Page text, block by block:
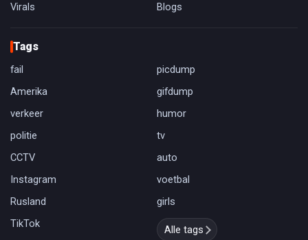
Virals
Blogs
Tags
fail
picdump
Amerika
gifdump
verkeer
humor
politie
tv
CCTV
auto
Instagram
voetbal
Rusland
girls
TikTok
Alle tags